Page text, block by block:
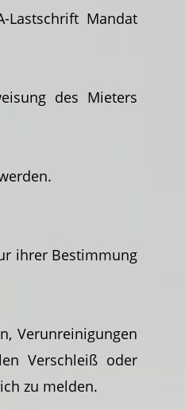
Lastschrift Mandat
des Mieters
ihrer Bestimmung
Verunreinigungen
Verschleiß oder
zu melden.